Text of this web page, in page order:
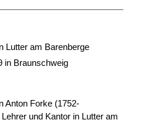
Lutter am Barenberge
in Braunschweig
Anton Forke (1752-
Lehrer und Kantor in Lutter am